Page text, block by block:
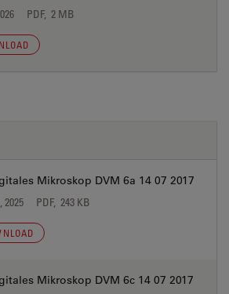
PDF, 2 MB
Mikroskop DVM 6a 14 07 2017
2025 PDF, 243 KB
Mikroskop DVM 6c 14 07 2017